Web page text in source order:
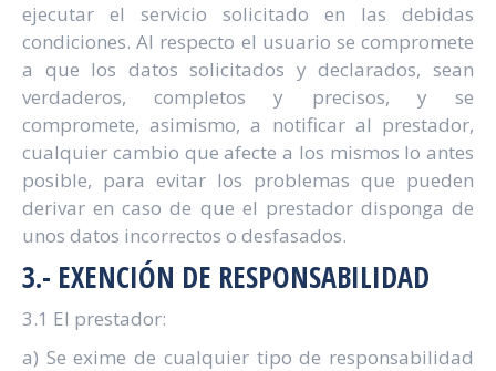
ejecutar el servicio solicitado en las debidas
condiciones. Al respecto el usuario se compromete
a que los datos solicitados y declarados, sean
verdaderos, completos y precisos, y se
compromete, asimismo, a notificar al prestador,
cualquier cambio que afecte a los mismos lo antes
posible, para evitar los problemas que pueden
derivar en caso de que el prestador disponga de
unos datos incorrectos o desfasados.
3.- EXENCIÓN DE RESPONSABILIDAD
3.1 El prestador:
a) Se exime de cualquier tipo de responsabilidad